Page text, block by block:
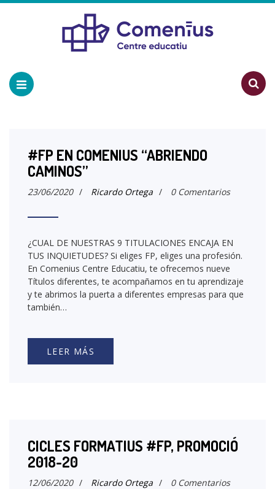
#FP EN COMENIUS “ABRIENDO
CAMINOS”
23/06/2020 / Ricardo Ortega / 0 Comentarios
¿CUAL DE NUESTRAS 9 TITULACIONES ENCAJA EN
TUS INQUIETUDES? Si eliges FP, eliges una profesión.
En Comenius Centre Educatiu, te ofrecemos nueve
Títulos diferentes, te acompañamos en tu aprendizaje
y te abrimos la puerta a diferentes empresas para que
también…
LEER MÁS
CICLES FORMATIUS #FP, PROMOCIÓ
2018-20
12/06/2020 / Ricardo Ortega / 0 Comentarios